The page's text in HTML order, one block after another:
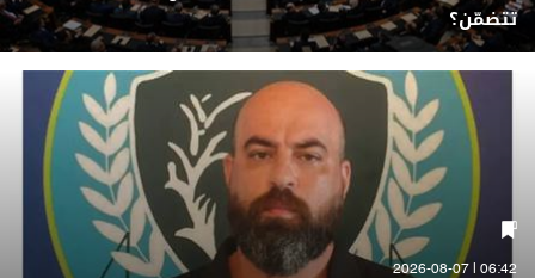
تتضمّن؟
06:42 | 2026-08-07